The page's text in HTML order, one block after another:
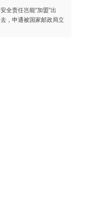
安全责任岂能“加盟”出
去，申通被国家邮政局立